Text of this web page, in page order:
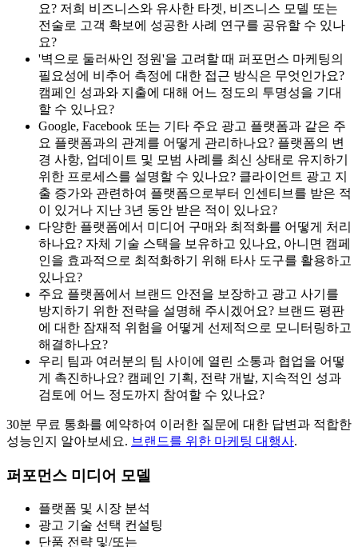
요? 저희 비즈니스와 유사한 타겟, 비즈니스 모델 또는
전술로 고객 확보에 성공한 사례 연구를 공유할 수 있나
요?
'벽으로 둘러싸인 정원'을 고려할 때 퍼포먼스 마케팅의
필요성에 비추어 측정에 대한 접근 방식은 무엇인가요?
캠페인 성과와 지출에 대해 어느 정도의 투명성을 기대
할 수 있나요?
Google, Facebook 또는 기타 주요 광고 플랫폼과 같은 주
요 플랫폼과의 관계를 어떻게 관리하나요? 플랫폼의 변
경 사항, 업데이트 및 모범 사례를 최신 상태로 유지하기
위한 프로세스를 설명할 수 있나요? 클라이언트 광고 지
출 증가와 관련하여 플랫폼으로부터 인센티브를 받은 적
이 있거나 지난 3년 동안 받은 적이 있나요?
다양한 플랫폼에서 미디어 구매와 최적화를 어떻게 처리
하나요? 자체 기술 스택을 보유하고 있나요, 아니면 캠페
인을 효과적으로 최적화하기 위해 타사 도구를 활용하고
있나요?
주요 플랫폼에서 브랜드 안전을 보장하고 광고 사기를
방지하기 위한 전략을 설명해 주시겠어요? 브랜드 평판
에 대한 잠재적 위험을 어떻게 선제적으로 모니터링하고
해결하나요?
우리 팀과 여러분의 팀 사이에 열린 소통과 협업을 어떻
게 촉진하나요? 캠페인 기획, 전략 개발, 지속적인 성과
검토에 어느 정도까지 참여할 수 있나요?
30분 무료 통화를 예약하여 이러한 질문에 대한 답변과 적합한
성능인지 알아보세요. 브랜드를 위한 마케팅 대행사.
퍼포먼스 미디어 모델
플랫폼 및 시장 분석
광고 기술 선택 컨설팅
단품 전략 및/또는